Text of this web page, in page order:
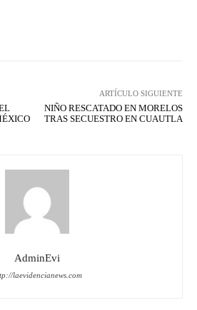
ARTÍCULO SIGUIENTE
NIÑO RESCATADO EN MORELOS
TRAS SECUESTRO EN CUAUTLA
AdminEvi
laevidencianews.com